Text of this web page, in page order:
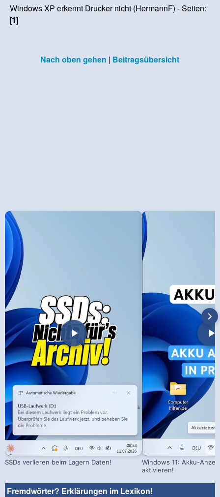
Windows XP erkennt Drucker nicht (HermannF) - Seiten:
[1]
Nach oben gehen | Beitragsübersicht
SSDs verlieren beim Lagern Daten!
Windows 11: Akku-
aktivieren!
Fremdwörter? Erklärungen im Lexikon!